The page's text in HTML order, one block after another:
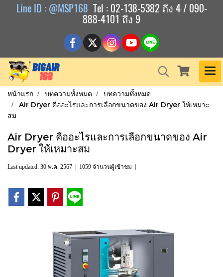
Line ID : @MSP168 Tel : 02-138-5382 ถึง 4 / 090-
888-4101 ถึง 9
หน้าแรก บทความทั้งหมด
บทความทั้งหมด
Air Dryer คืออะไรและการเลือกขนาดของ Air Dryer ให้เหมาะ
สม
Air Dryer คืออะไรและการเลือกขนาดของ Air
Dryer ให้เหมาะสม
Last updated: 30 พ.ค. 2567 1059 จำนวนผู้เข้าชม